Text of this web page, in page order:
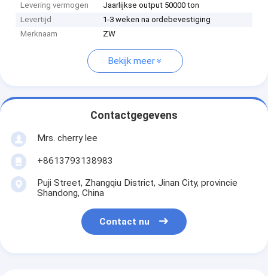
Levering vermogen
Jaarlijkse output 50000 ton
Levertijd
1-3 weken na ordebevestiging
Merknaam
ZW
Bekijk meer
Contactgegevens
Mrs. cherry lee
+8613793138983
Puji Street, Zhangqiu District, Jinan City, provincie
Shandong, China
Contact nu